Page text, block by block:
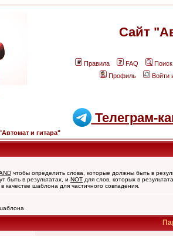
Сайт
Правила FAQ
Поиск
Профиль
Войти
Телеграм-
и гитара"
чтобы определить слова, которые должны быть в
быть в результатах, и NOT для слов, которых в
качестве шаблона для частичного совпадения.